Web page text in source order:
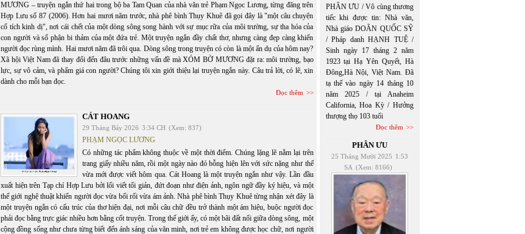
MƯƠNG – truyện ngắn thứ hai trong bộ ba Tam Quan của nhà văn trẻ Phạm Ngọc Lương, từng đăng trên
Hợp Lưu số 87 (2006). Hơn hai mươi năm trước, nhà phê bình Thụy Khuê đã gọi đây là "một câu chuyện
cổ tích kinh dị", nơi cái chết của một dòng sông song hành với sự mục rữa của môi trường, sự tha hóa của
con người và số phận bi thảm của một đứa trẻ. Một truyện ngắn đầy chất thơ, nhưng càng đẹp càng khiến
người đọc rùng mình. Hai mươi năm đã trôi qua. Dòng sông trong truyện có còn là một ẩn dụ của hôm nay?
Xã hội Việt Nam đã thay đổi đến đâu trước những vấn đề mà XÓM BỜ MƯƠNG đặt ra: môi trường, bạo
lực, sự vô cảm, và phẩm giá con người? Chúng tôi xin giới thiệu lại truyện ngắn này. Câu trả lời, có lẽ, xin
dành cho mỗi bạn đọc.
Đọc thêm
CÁT HOANG
29 Tháng Bảy 2026 3:34 CH (Xem: 837)
PHẠM NGỌC LƯƠNG
Có những tác phẩm không thuộc về một thời điểm. Chúng lặng lẽ nằm lại trên
trang giấy nhiều năm, rồi một ngày nào đó bỗng hiện lên với sức nặng như thể
vừa mới được viết hôm qua. Cát Hoang là một truyện ngắn như vậy. Lần đầu
xuất hiện trên Tạp chí Hợp Lưu bởi lối viết tối giản, đứt đoạn như điện ảnh, ngôn ngữ đầy ký hiệu, và một
thế giới nghệ thuật khiến người đọc vừa bối rối vừa ám ảnh. Nhà phê bình Thụy Khuê từng nhận xét đây là
một truyện ngắn có cấu trúc của thơ hiện đại, nơi mỗi câu chữ đều trở thành một ám hiệu, buộc người đọc
phải đọc bằng trực giác nhiều hơn bằng cốt truyện. Trong thế giới ấy, có một bãi đất nổi giữa dòng sông, một
cộng đồng sống như chưa từng biết đến ánh sáng của văn minh, nơi trẻ em không được học chữ, nơi người
PHÂN ƯU / Vô cùng thương
tiếc khi được tin: Nhà văn,
Nhà giáo DOÃN QUỐC SỸ
/ Pháp danh HẠNH TUỆ /
Sinh ngày 17 tháng 2 năm
1923 tại Hạ Yên Quyết, Hà
Đông,Hà Nội, Việt Nam. Đã
tạ thế vào ngày 14 tháng 10
năm 2025 / tại Anaheim
California, Hoa Kỳ / Hưởng
thượng thọ 103 tuổi
Đọc thêm
PHÂN ƯU
25 Tháng Mười 2025 1:53
SA (Xem: 8166)